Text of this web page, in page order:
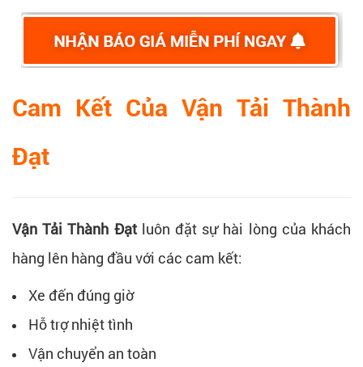
Cam Kết Của Vận Tải Thành
Đạt
Vận Tải Thành Đạtluôn đặt sự hài lòng của khách
hàng lên hàng đầu với các cam kết:
Xe đến đúng giờ
Hỗ trợ nhiệt tình
Vận chuyển an toàn